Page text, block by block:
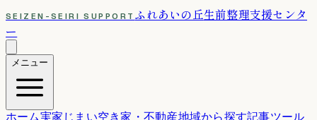
SEIZEN-SEIRI SUPPORT ふれあいの丘生前整理支援センタ
ー
メニュー
ホーム実家じまい空き家・不動産地域から探す記事ツール